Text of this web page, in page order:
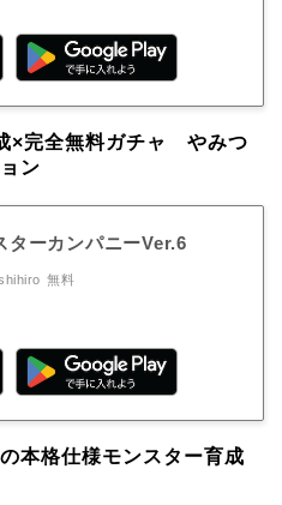
×完全無料ガチャ やみつ
ン
ターカンパニーVer.6
無料
本格仕様モンスター育成